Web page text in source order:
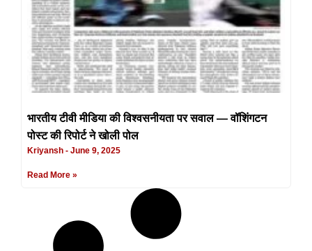
भारतीय टीवी मीडिया की विश्वसनीयता पर सवाल — वॉशिंगटन
पोस्ट की रिपोर्ट ने खोली पोल
Kriyansh June 9, 2025
Read More »